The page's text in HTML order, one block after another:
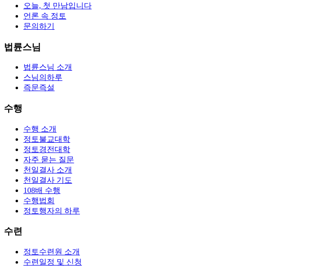
오늘, 첫 만남입니다
언론 속 정토
문의하기
법륜스님
법륜스님 소개
스님의하루
즉문즉설
수행
수행 소개
정토불교대학
정토경전대학
자주 묻는 질문
천일결사 소개
천일결사 기도
108배 수행
수행법회
정토행자의 하루
수련
정토수련원 소개
수련일정 및 신청